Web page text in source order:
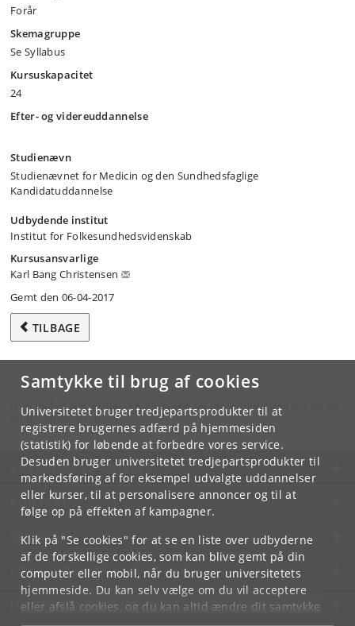
Samtykke til brug af cookies
Universitetet bruger tredjepartsprodukter til at
registrere brugernes adfærd på hjemmesiden
(statistik) for løbende at forbedre vores service.
Desuden bruger universitetet tredjepartsprodukter til
markedsføring af for eksempel udvalgte uddannelser
eller kurser, til at personalisere annoncer og til at
følge op på effekten af kampagner.
Klik på "Se cookies" for at se en liste over udbyderne
af de forskellige cookies, som kan blive gemt på din
computer eller mobil, når du bruger universitetets
hjemmeside. Du kan selv vælge om du vil acceptere
eller afslå cookies, og du kan altid ændre dit samtykke
Forår
Skemagruppe
Se Syllabus
Kursuskapacitet
24
Efter- og videreuddannelse
Studienævn
Studienævnet for Medicin og den Sundhedsfaglige
Kandidatuddannelse
Udbydende institut
Institut for Folkesundhedsvidenskab
Kursusansvarlige
Karl Bang Christensen
Gemt den 06-04-2017
TILBAGE
Hvis du har spørgsmål til kurset, skal du henvende dig til din lokale
studieadministration.
KØBENHAVNS UNIVERSITET
KONTAKT
SERVICES
FOR STUDERENDE OG ANSATTE
JOB OG KARRIERE